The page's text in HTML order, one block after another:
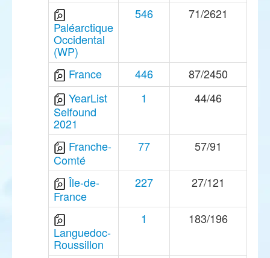
Paléarctique
Occidental
(WP)
546 71/2621
France 446
87/2450
YearList
Selfound
2021
1 44/46
Franche-
Comté
77 57/91
Île-de-
France
227 27/121
Languedoc-
Roussillon
1 183/196